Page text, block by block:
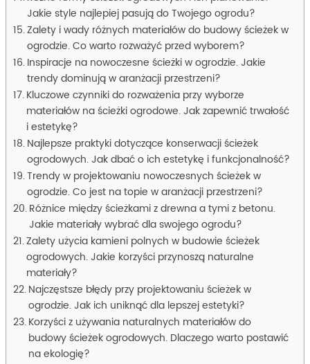
Jakie style najlepiej pasują do Twojego ogrodu?
Zalety i wady różnych materiałów do budowy ścieżek w
ogrodzie. Co warto rozważyć przed wyborem?
Inspiracje na nowoczesne ścieżki w ogrodzie. Jakie
trendy dominują w aranżacji przestrzeni?
Kluczowe czynniki do rozważenia przy wyborze
materiałów na ścieżki ogrodowe. Jak zapewnić trwałość
i estetykę?
Najlepsze praktyki dotyczące konserwacji ścieżek
ogrodowych. Jak dbać o ich estetykę i funkcjonalność?
Trendy w projektowaniu nowoczesnych ścieżek w
ogrodzie. Co jest na topie w aranżacji przestrzeni?
Różnice między ścieżkami z drewna a tymi z betonu.
Jakie materiały wybrać dla swojego ogrodu?
Zalety użycia kamieni polnych w budowie ścieżek
ogrodowych. Jakie korzyści przynoszą naturalne
materiały?
Najczęstsze błędy przy projektowaniu ścieżek w
ogrodzie. Jak ich uniknąć dla lepszej estetyki?
Korzyści z używania naturalnych materiałów do
budowy ścieżek ogrodowych. Dlaczego warto postawić
na ekologię?